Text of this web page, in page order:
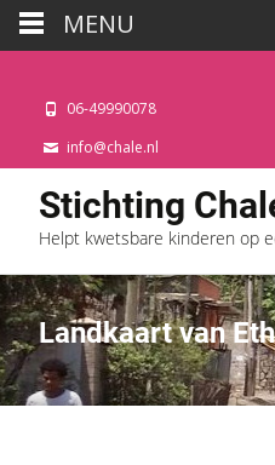
06-49990078
info@chale.nl
Stichting
Helpt kwetsbare kinderen op
Landkaart van
MENU